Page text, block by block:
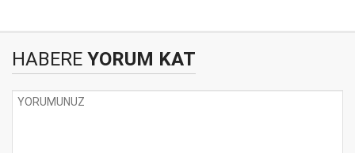
HABERE YORUM KAT